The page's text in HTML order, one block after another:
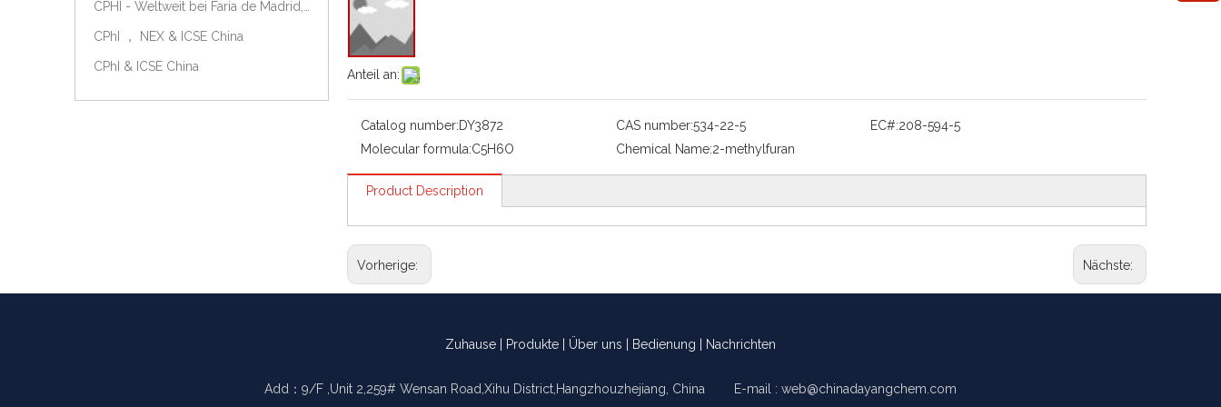
CPhI ， NEX & ICSE China
CPhI & ICSE China
Anteil an:
Catalog number:DY3872 CAS number:534-22-5 EC#:208-594-5
Molecular formula:C5H6O Chemical Name:2-methylfuran
Product Description
Vorherige: Nächste:
Zuhause Produkte Über uns Bedienung Nachrichten
Add：9/F ,Unit 2,259# Wensan Road,Xihu District,Hangzhouzhejiang, China E-mail : web@chinadayangchem.com